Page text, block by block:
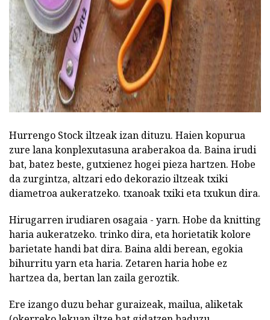
Hurrengo Stock iltzeak izan dituzu. Haien kopurua
zure lana konplexutasuna araberakoa da. Baina irudi
bat, batez beste, gutxienez hogei pieza hartzen. Hobe
da zurgintza, altzari edo dekorazio iltzeak txiki
diametroa aukeratzeko. txanoak txiki eta txukun dira.
Hirugarren irudiaren osagaia - yarn. Hobe da knitting
haria aukeratzeko. trinko dira, eta horietatik kolore
barietate handi bat dira. Baina aldi berean, egokia
bihurritu yarn eta haria. Zetaren haria hobe ez
hartzea da, bertan lan zaila geroztik.
Ere izango duzu behar guraizeak, mailua, aliketak